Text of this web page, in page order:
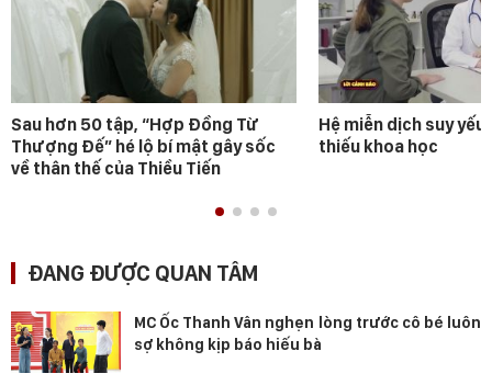
Sau hơn 50 tập, “Hợp Đồng Từ
Thượng Đế” hé lộ bí mật gây sốc
về thân thế của Thiều Tiến
Hệ miễn dịch suy
thiếu khoa học
ĐANG ĐƯỢC QUAN TÂM
MC Ốc Thanh Vân nghẹn lòng trước cô bé luôn
sợ không kịp báo hiếu bà